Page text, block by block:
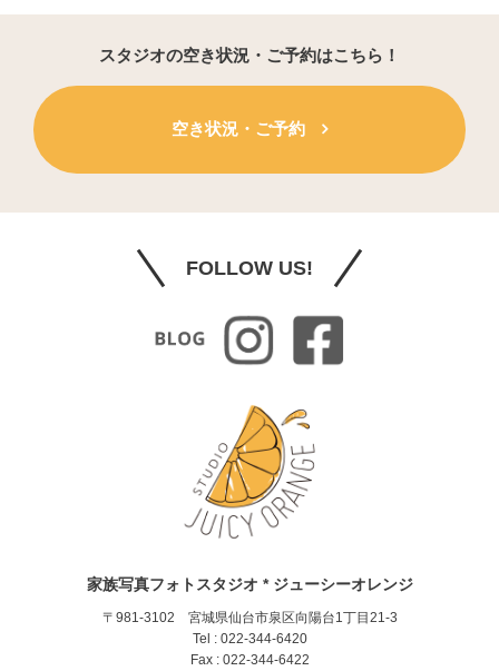
スタジオの空き状況・ご予約はこちら！
空き状況・ご予約
FOLLOW US!
家族写真フォトスタジオ * ジューシーオレンジ
〒981-3102 宮城県仙台市泉区向陽台1丁目21-3
Tel : 022-344-6420
Fax : 022-344-6422